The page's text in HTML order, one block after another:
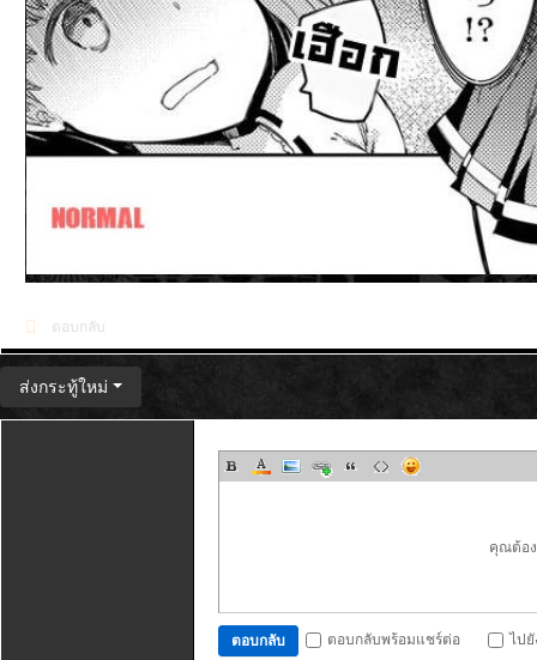
ตอบกลับ
ส่งกระทู้ใหม่
คุณต้อง
ตอบกลับ ตอบกลับพร้อมแชร์ต่อ ไป